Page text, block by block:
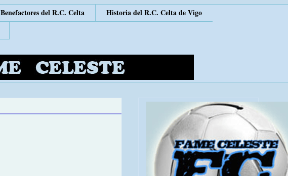
Benefactores del R.C. Celta
Historia del R.C. Celta de Vigo